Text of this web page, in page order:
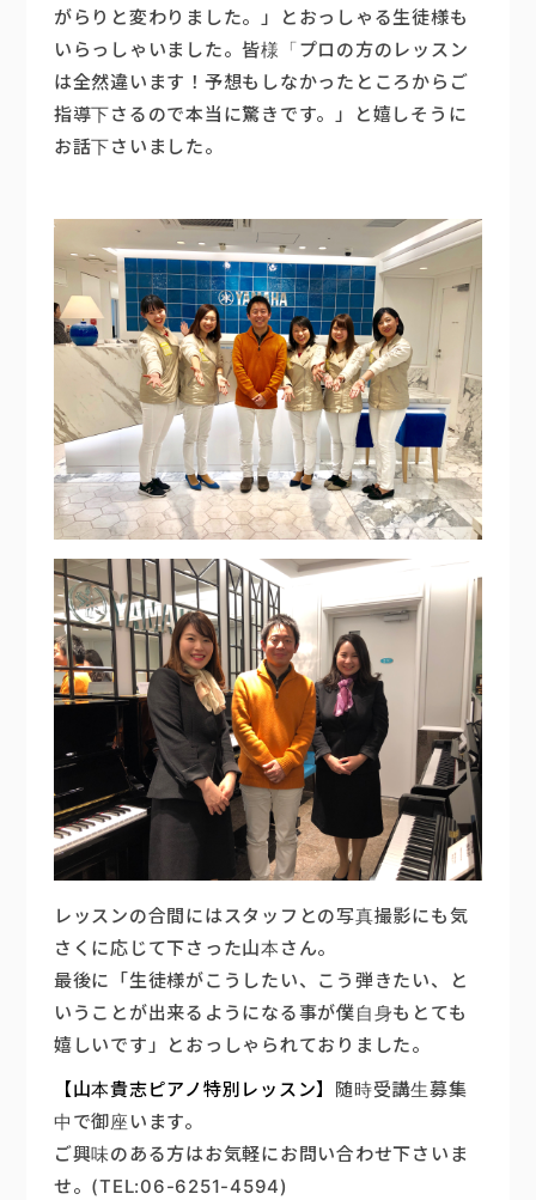
がらりと変わりました。」とおっしゃる生徒様も
いらっしゃいました。皆様「プロの方のレッスン
は全然違います！予想もしなかったところからご
指導下さるので本当に驚きです。」と嬉しそうに
お話下さいました。
レッスンの合間にはスタッフとの写真撮影にも気
さくに応じて下さった山本さん。
最後に「生徒様がこうしたい、こう弾きたい、と
いうことが出来るようになる事が僕自身もとても
嬉しいです」とおっしゃられておりました。
【山本貴志ピアノ特別レッスン】 随時受講生募集
中で御座います。
ご興味のある方はお気軽にお問い合わせ下さいま
せ。(TEL:06-6251-4594)